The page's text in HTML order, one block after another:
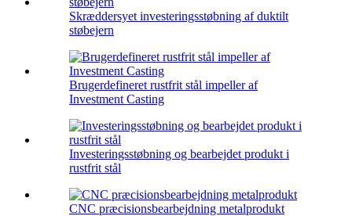
Skræddersyet investeringsstøbning af duktilt
støbejern
Brugerdefineret rustfrit stål impeller af
Investment Casting
Investeringsstøbning og bearbejdet produkt i
rustfrit stål
CNC præcisionsbearbejdning metalprodukt